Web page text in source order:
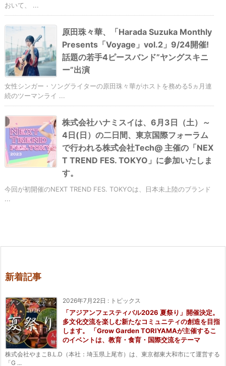
おいて、 ...
原田珠々華、「Harada Suzuka Monthly
Presents「Voyage」vol.2」9/24開催!
話題の若手4ピースバンド”ヤングスキニ
ー”出演
女性シンガー・ソングライターの原田珠々華がホストを務める5ヵ月連
続のツーマンライ ...
株式会社ハナミスイは、6月3日（土）～
4日(日）の二日間、東京国際フォーラム
で行われる株式会社Tech@ 主催の「NEX
T TREND FES. TOKYO」に参加いたしま
す。
今回が初開催のNEXT TREND FES. TOKYOは、日本未上陸のブランド
...
新着記事
2026年7月22日 : トピックス
「アジアンフェスティバル2026 夏祭り」開催決定。
多文化交流を楽しむ新たなコミュニティの創造を目指
します。 「Grow Garden TORIYAMAが主催するこ
のイベントは、教育・食育・国際交流をテーマ
株式会社やまこB.L.D（本社：埼玉県上尾市）は、東京都東大和市にて運営する
「G ...